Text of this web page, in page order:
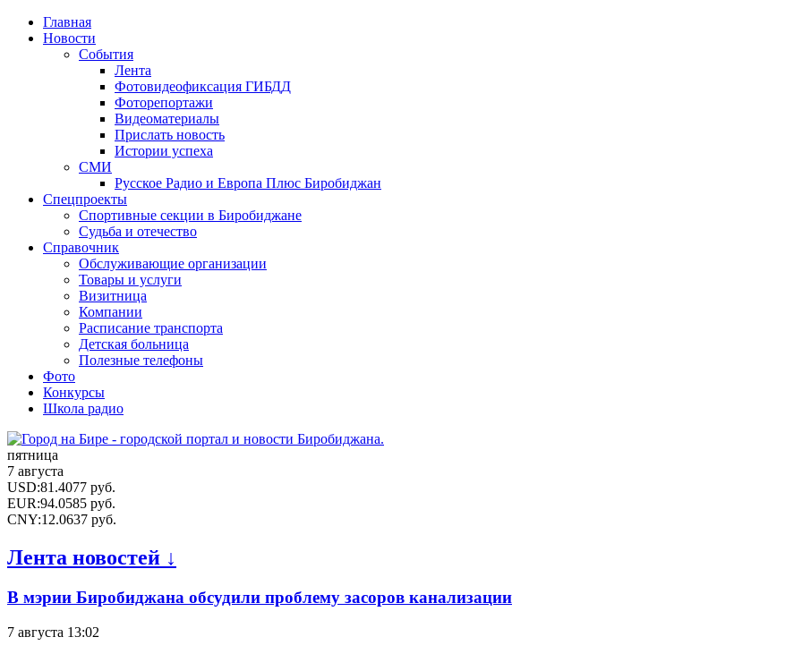
Главная
Новости
События
Лента
Фотовидеофиксация ГИБДД
Фоторепортажи
Видеоматериалы
Прислать новость
Истории успеха
СМИ
Русское Радио и Европа Плюс Биробиджан
Спецпроекты
Спортивные секции в Биробиджане
Судьба и отечество
Справочник
Обслуживающие организации
Товары и услуги
Визитница
Компании
Расписание транспорта
Детская больница
Полезные телефоны
Фото
Конкурсы
Школа радио
пятница
7 августа
USD:81.4077 руб.
EUR:94.0585 руб.
CNY:12.0637 руб.
Лента новостей ↓
В мэрии Биробиджана обсудили проблему засоров канализации
7 августа 13:02